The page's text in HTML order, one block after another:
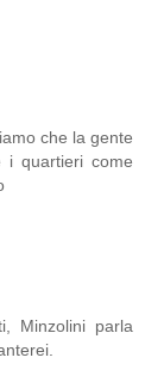
che la gente
quartieri come
Minzolini parla